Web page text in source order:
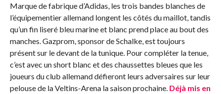
Marque de fabrique d’Adidas, les trois bandes blanches de
l’équipementier allemand longent les côtés du maillot, tandis
qu’un fin liseré bleu marine et blanc prend place au bout des
manches. Gazprom, sponsor de Schalke, est toujours
présent sur le devant de la tunique. Pour compléter la tenue,
c’est avec un short blanc et des chaussettes bleues que les
joueurs du club allemand défieront leurs adversaires sur leur
pelouse de la Veltins-Arena la saison prochaine. Déjà mis en